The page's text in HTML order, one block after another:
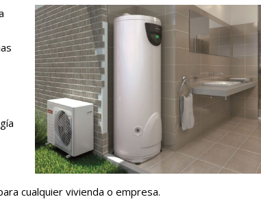
cualquier vivienda o empresa.